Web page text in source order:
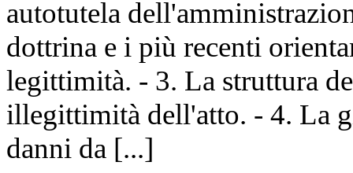
autotutela
dottrina e i più recenti
legittimità. - 3. La struttura
illegittimità dell'atto. - 4. La
danni da [...]